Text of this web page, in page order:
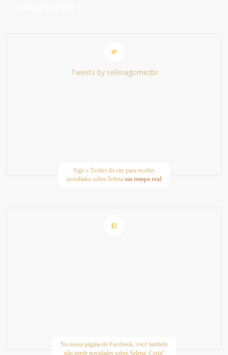
Tweets by selenagomezbr
Siga o Twitter do site para receber
novidades sobre Selena em tempo real
Na nossa página do Facebook, você também
não perde novidades sobre Selena. Curta!